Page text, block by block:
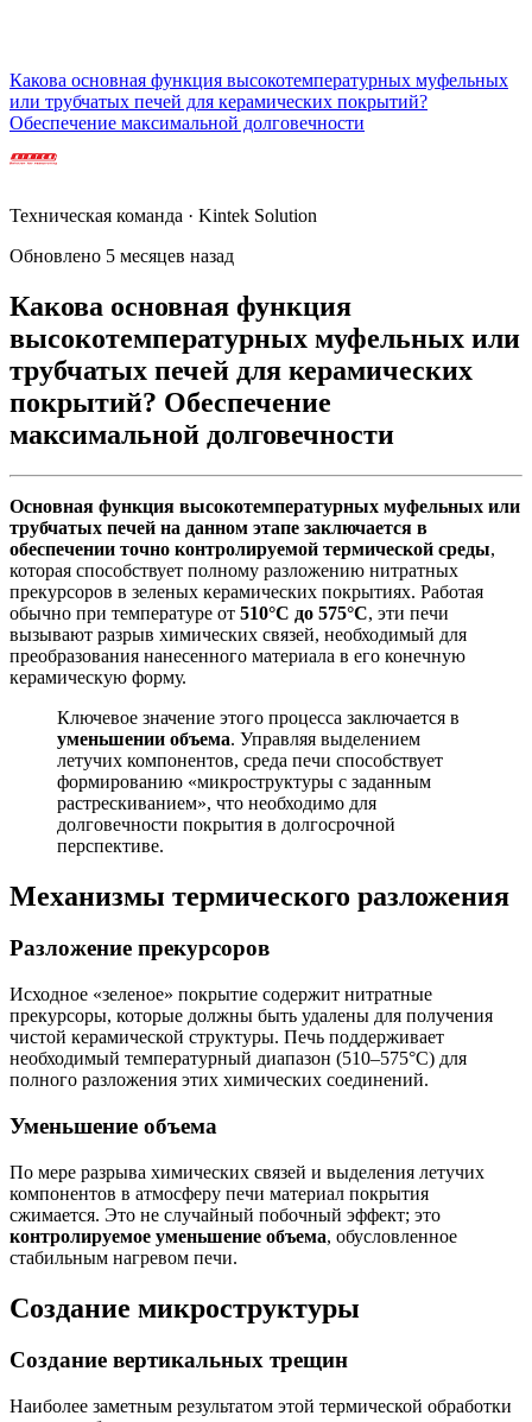
Какова основная функция высокотемпературных муфельных
или трубчатых печей для керамических покрытий?
Обеспечение максимальной долговечности
Техническая команда · Kintek Solution
Обновлено 5 месяцев назад
Какова основная функция
высокотемпературных муфельных или
трубчатых печей для керамических
покрытий? Обеспечение
максимальной долговечности
Основная функция высокотемпературных муфельных или
трубчатых печей на данном этапе заключается в
обеспечении точно контролируемой термической среды,
которая способствует полному разложению нитратных
прекурсоров в зеленых керамических покрытиях. Работая
обычно при температуре от 510°C до 575°C, эти печи
вызывают разрыв химических связей, необходимый для
преобразования нанесенного материала в его конечную
керамическую форму.
Ключевое значение этого процесса заключается в
уменьшении объема. Управляя выделением
летучих компонентов, среда печи способствует
формированию «микроструктуры с заданным
растрескиванием», что необходимо для
долговечности покрытия в долгосрочной
перспективе.
Механизмы термического разложения
Разложение прекурсоров
Исходное «зеленое» покрытие содержит нитратные
прекурсоры, которые должны быть удалены для получения
чистой керамической структуры. Печь поддерживает
необходимый температурный диапазон (510–575°C) для
полного разложения этих химических соединений.
Уменьшение объема
По мере разрыва химических связей и выделения летучих
компонентов в атмосферу печи материал покрытия
сжимается. Это не случайный побочный эффект; это
контролируемое уменьшение объема, обусловленное
стабильным нагревом печи.
Создание микроструктуры
Создание вертикальных трещин
Наиболее заметным результатом этой термической обработки